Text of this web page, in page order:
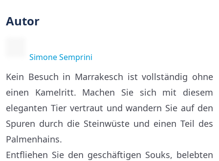
Autor
Simone Semprini
Kein Besuch in Marrakesch ist vollständig ohne
einen Kamelritt. Machen Sie sich mit diesem
eleganten Tier vertraut und wandern Sie auf den
Spuren durch die Steinwüste und einen Teil des
Palmenhains.
Entfliehen Sie den geschäftigen Souks, belebten